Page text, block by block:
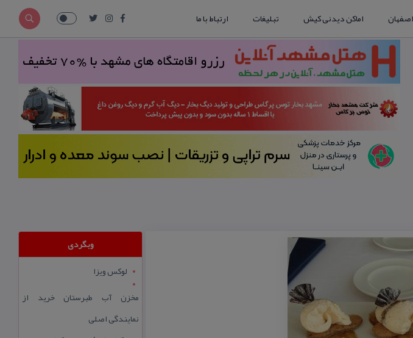
اماکن دیدنی کیش تبلیغات ارتباط با ما
وبگردی
لوکس ویزا
مخزن آب طبرستان خرید از
نمایندگی اصلی